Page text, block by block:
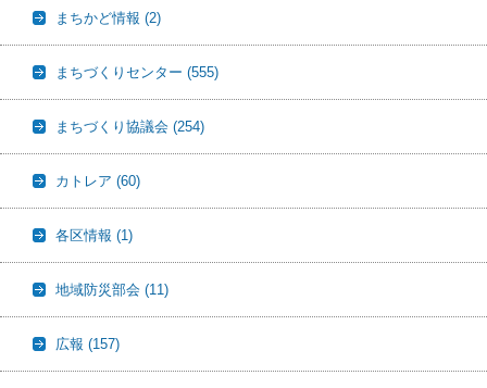
まちかど情報 (2)
まちづくりセンター (555)
まちづくり協議会 (254)
カトレア (60)
各区情報 (1)
地域防災部会 (11)
広報 (157)